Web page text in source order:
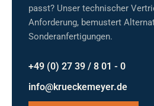
passt? Unser technischer
Anforderung, bemustert
Sonderanfertigungen.
+49 (0) 27 39 / 8 01 - 0
info@krueckemeyer.de